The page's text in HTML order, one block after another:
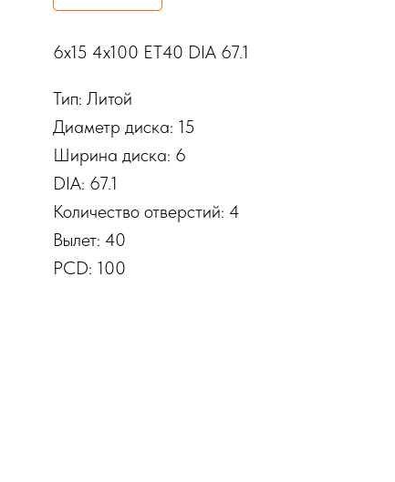
6x15 4x100 ET40 DIA 67.1
Тип: Литой
Диаметр диска: 15
Ширина диска: 6
DIA: 67.1
Количество отверстий: 4
Вылет: 40
PCD: 100